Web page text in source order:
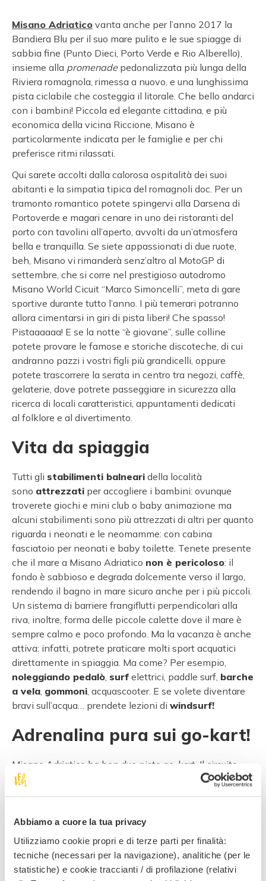
Abbiamo a cuore la tua privacy
Utilizziamo cookie propri e di terze parti per finalità:
tecniche (necessari per la navigazione), analitiche (per le
statistiche) e cookie traccianti / di profilazione (relativi
Misano Adriatico vanta anche per l’anno 2017 la
Bandiera Blu per il suo mare pulito e le sue spiagge di
sabbia fine (Punto Dieci, Porto Verde e Rio Alberello),
insieme alla promenadepedonalizzata più lunga della
Riviera romagnola, rimessa a nuovo, e una lunghissima
pista ciclabile che costeggia il litorale. Che bello andarci
con i bambini! Piccola ed elegante cittadina, e più
economica della vicina Riccione, Misano è
particolarmente indicata per le famiglie e per chi
preferisce ritmi rilassati.
Qui sarete accolti dalla calorosa ospitalità dei suoi
abitanti e la simpatia tipica del romagnoli doc. Per un
tramonto romantico potete spingervi alla Darsena di
Portoverde e magari cenare in uno dei ristoranti del
porto con tavolini all’aperto, avvolti da un’atmosfera
bella e tranquilla. Se siete appassionati di due ruote,
beh, Misano vi rimanderà senz’altro al MotoGP di
settembre, che si corre nel prestigioso autodromo
Misano World Cicuit “Marco Simoncelli”, meta di gare
sportive durante tutto l’anno. I più temerari potranno
allora cimentarsi in giri di pista liberi! Che spasso!
Pistaaaaaa! E se la notte “è giovane”, sulle colline
potete provare le famose e storiche discoteche, di cui
andranno pazzi i vostri figli più grandicelli, oppure
potete trascorrere la serata in centro tra negozi, caffè,
gelaterie, dove potrete passeggiare in sicurezza alla
ricerca di locali caratteristici, appuntamenti dedicati
al folklore e al divertimento.
Vita da spiaggia
Tutti gli stabilimenti balneari della località
sono attrezzati per accogliere i bambini: ovunque
troverete giochi e mini club o baby animazione ma
alcuni stabilimenti sono più attrezzati di altri per quanto
riguarda i neonati e le neomamme: con cabina
fasciatoio per neonati e baby toilette. Tenete presente
che il mare a Misano Adriatico non è pericoloso: il
fondo è sabbioso e degrada dolcemente verso il largo,
rendendo il bagno in mare sicuro anche per i più piccoli.
Un sistema di barriere frangiflutti perpendicolari alla
riva, inoltre, forma delle piccole calette dove il mare è
sempre calmo e poco profondo. Ma la vacanza è anche
attiva: infatti, potrete praticare molti sport acquatici
direttamente in spiaggia. Ma come? Per esempio,
noleggiando pedalò, surf elettrici, paddle surf, barche
a vela, gommoni, acquascooter. E se volete diventare
bravi sull’acqua… prendete lezioni di windsurf!
Adrenalina pura sui go-kart!
Misano Adriatico ha ben due piste go-kart. Il circuito
Misano Adriatico Santamonica
, con una pista di 900
adulti, ragazzi e bambini a partire dagli 8 anni.
Verde si trova si trova a 500 metri da Portoverde:
possono noleggiare kart di ogni tipo e cilindrata, anche
minikart per bambini e kart a 2 posti per correre lungo